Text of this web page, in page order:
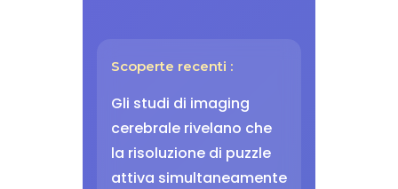
Scoperte recenti :
Gli studi di imaging
cerebrale rivelano che
la risoluzione di puzzle
attiva simultaneamente